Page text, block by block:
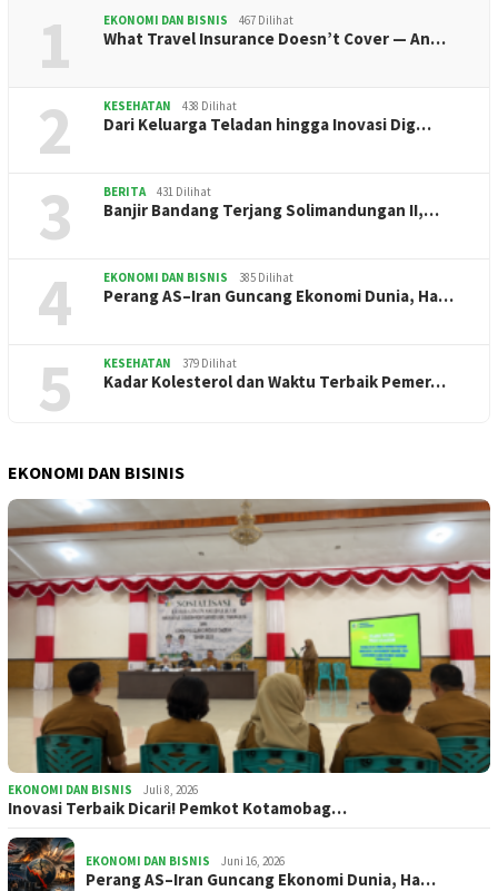
1 EKONOMI DAN BISNIS 467 Dilihat
What Travel Insurance Doesn’t Cover — An…
2 KESEHATAN 438 Dilihat
Dari Keluarga Teladan hingga Inovasi Dig…
3 BERITA 431 Dilihat
Banjir Bandang Terjang Solimandungan II,…
4 EKONOMI DAN BISNIS 385 Dilihat
Perang AS–Iran Guncang Ekonomi Dunia, Ha…
5 KESEHATAN 379 Dilihat
Kadar Kolesterol dan Waktu Terbaik Pemer…
EKONOMI DAN BISINIS
EKONOMI DAN BISNIS Juli 8, 2026
Inovasi Terbaik Dicari! Pemkot Kotamobag…
EKONOMI DAN BISNIS Juni 16, 2026
Perang AS–Iran Guncang Ekonomi Dunia, Ha…